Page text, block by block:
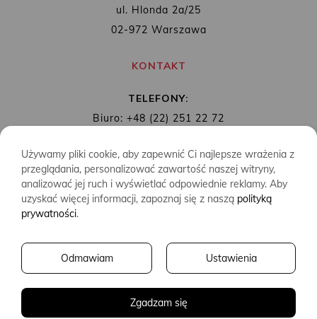
ul. Hlonda 2a/25
02-972 Warszawa
KONTAKT
TELEFONY:
Biuro: +48 (22) 251 22 72
MAIL: biuro@wydawnictwoalbatros.com
COPYRIGHTS
WYDAWNICTWO ALBATROS
CREATED BY2SIDES.PL
Używamy pliki cookie, aby zapewnić Ci najlepsze wrażenia z
przeglądania, personalizować zawartość naszej witryny,
analizować jej ruch i wyświetlać odpowiednie reklamy. Aby
uzyskać więcej informacji, zapoznaj się z naszą polityką
prywatności.
Zgadzam się
Ustawienia
Odmawiam